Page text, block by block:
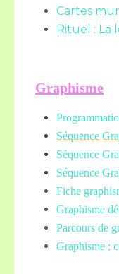
Cartes
Rituel : La
Graphisme
Séquence
Séquence
Séquence
Fiche
Graphisme
Parcours de
Graphisme ;